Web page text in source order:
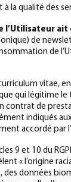
la qualité des
l’Utilisateur
de
de
vitae,
qui légitime le
contrat de
indiqués
accordé par
9 et 10 du
« l’origine
des données